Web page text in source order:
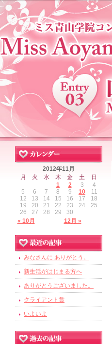
2012年11月
月
火 水 木 金 土 日
« 10月 12月 »
1 2 3
4
5
6 7 8 9 10
11
12
13 14 15 16 17
18
19
20 21 22 23 24
25
26
27 28 29 30
みなさんに ありがとう。
新生活がはじまる方へ
ありがとうございました。
クライアント賞
いよいよ